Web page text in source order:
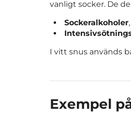
vanligt socker. De
Sockeralkoholer
I vitt snus används
Exempel